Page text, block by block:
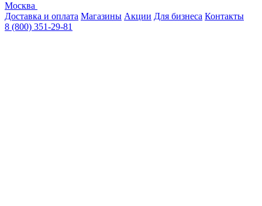
Москва
Доставка и оплата Магазины Акции Для бизнеса Контакты
8 (800) 351-29-81